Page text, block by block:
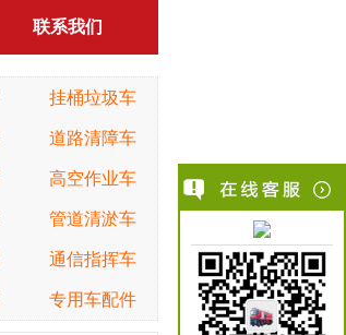
联系我们
挂桶垃圾车
道路清障车
高空作业车
管道清淤车
通信指挥车
专用车配件